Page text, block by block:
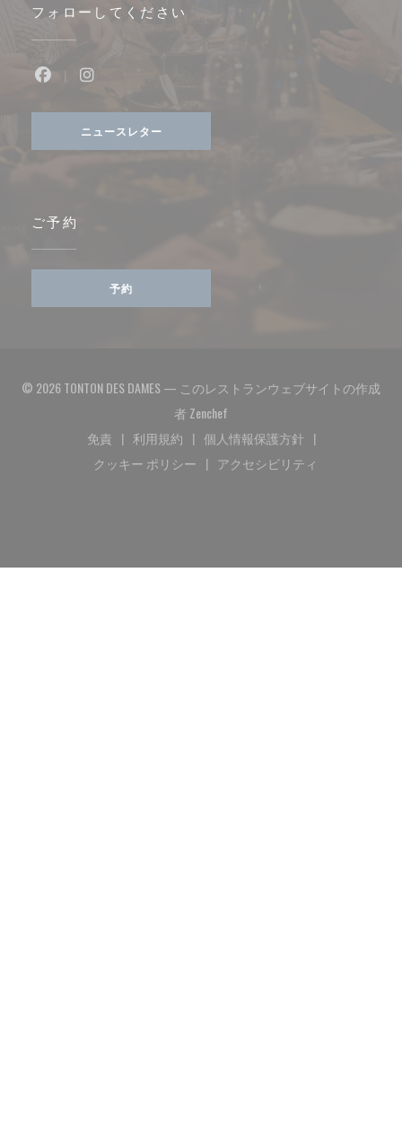
フォローしてください
Facebook ((新しいウィンドウで開きます))
ニュースレター
ご予約
予約
© 2026 TONTON DES DAMES — このレストランウェブサイトの作成
者 Zenchef
免責
((新しいウィンドウで開きます))
利用規約
((新しいウィンドウで開きます))
個人情報保護方針
((新しいウィンドウで開
クッキー ポリシー
((新しいウィンドウで開きます))
アクセシビリティ
((新しいウィンドウで